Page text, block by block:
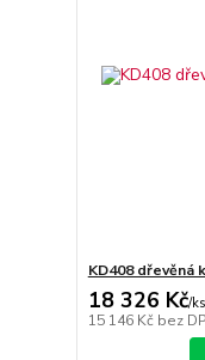
KD408 dřevěná
18 326 Kč/ks
15 146 Kč bez